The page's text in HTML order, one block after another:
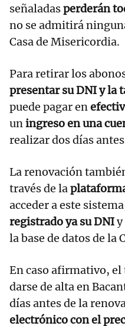
señaladasperderán
no se admitirá
Casa de Misericordia.
Para retirar los
presentar su DNI y la
puede pagar en
uningreso en una
realizar dos días
La renovación
través de la
acceder a este
registrado ya su DNIy
la base de datos de la
En caso afirmativo,
darse de alta en
días antes de la
electrónico con el